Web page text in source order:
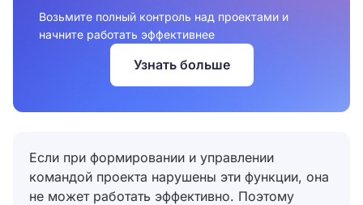
Возьмите полный контроль над проектами и
начните работать эффективнее
Узнать больше
Если при формировании и управлении
командой проекта нарушены эти функции, она
не может работать эффективно. Поэтому